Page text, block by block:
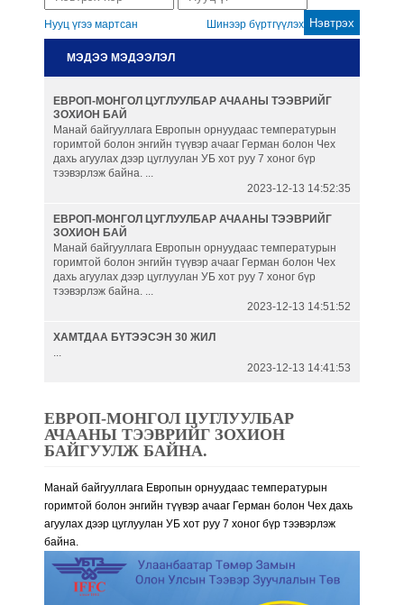
Гаалийн бүрдүүлэлт
албан татвар
Танилцуулга
Нууц үгээ мартсан Шинээр бүртгүүлэх
МЭДЭЭ МЭДЭЭЛЭЛ
ЕВРОП-МОНГОЛ ЦУГЛУУЛБАР АЧААНЫ ТЭЭВРИЙГ
ЗОХИОН БАЙ
Манай байгууллага Европын орнуудаас температурын
горимтой болон энгийн түүвэр ачааг Герман болон Чех
дахь агуулах дээр цуглуулан УБ хот руу 7 хоног бүр
тээвэрлэж байна. ...
2023-12-13 14:52:35
ЕВРОП-МОНГОЛ ЦУГЛУУЛБАР АЧААНЫ ТЭЭВРИЙГ
ЗОХИОН БАЙ
Манай байгууллага Европын орнуудаас температурын
горимтой болон энгийн түүвэр ачааг Герман болон Чех
дахь агуулах дээр цуглуулан УБ хот руу 7 хоног бүр
тээвэрлэж байна. ...
2023-12-13 14:51:52
ХАМТДАА БҮТЭЭСЭН 30 ЖИЛ
...
2023-12-13 14:41:53
ЕВРОП-МОНГОЛ ЦУГЛУУЛБАР
АЧААНЫ ТЭЭВРИЙГ ЗОХИОН
БАЙГУУЛЖ БАЙНА.
Манай байгууллага Европын орнуудаас температурын
горимтой болон энгийн түүвэр ачааг Герман болон Чех дахь
агуулах дээр цуглуулан УБ хот руу 7 хоног бүр тээвэрлэж
байна.